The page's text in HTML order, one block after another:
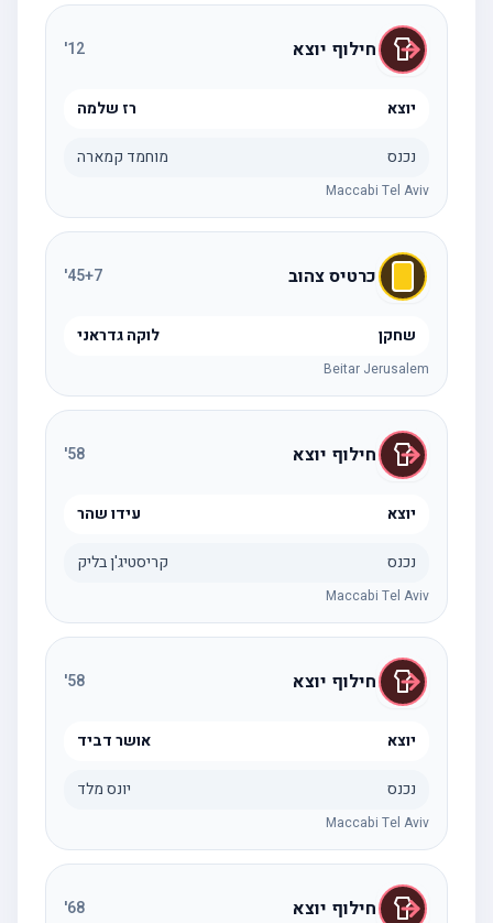
חילוף יוצא 12
'
יוצא רז שלמה
נכנס מוחמד קמארה
Maccabi Tel Aviv
כרטיס צהוב 45+7
'
שחקן לוקה גדראני
Beitar Jerusalem
חילוף יוצא 58
'
יוצא עידו שהר
נכנס קריסטיג'ן בליק
Maccabi Tel Aviv
חילוף יוצא 58
'
יוצא אושר דביד
נכנס יונס מלד
Maccabi Tel Aviv
חילוף יוצא 68
'